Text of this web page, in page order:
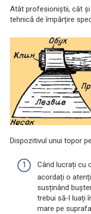
Atât profesioniștii, cât
tehnică de împărțire
Dispozitivul unui topor
Când lucrați cu
acordați o
susținând
trebui să-l luați
mare pe